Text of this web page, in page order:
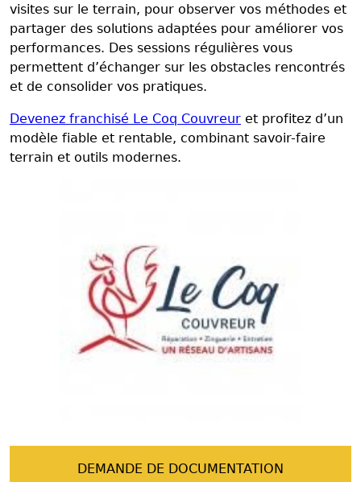
visites sur le terrain, pour observer vos méthodes et
partager des solutions adaptées pour améliorer vos
performances. Des sessions régulières vous
permettent d’échanger sur les obstacles rencontrés
et de consolider vos pratiques.
Devenez franchisé Le Coq Couvreur et profitez d’un
modèle fiable et rentable, combinant savoir-faire
terrain et outils modernes.
DEMANDE DE DOCUMENTATION